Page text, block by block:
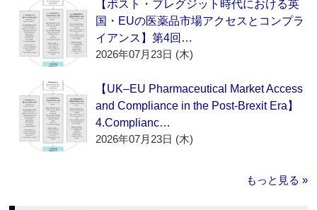
【ポスト・ブレグジット時代における英
国・EUの医薬品市場アクセスとコンプラ
イアンス】第4回…
2026年07月23日 (木)
【UK–EU Pharmaceutical Market Access
and Compliance in the Post-Brexit Era】
4.Complianc…
2026年07月23日 (木)
もっと見る »